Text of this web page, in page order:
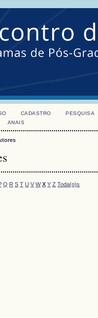
CADASTRO
PESQUISA
ANAIS
Q R S T U V W X Y Z Toda(o)s